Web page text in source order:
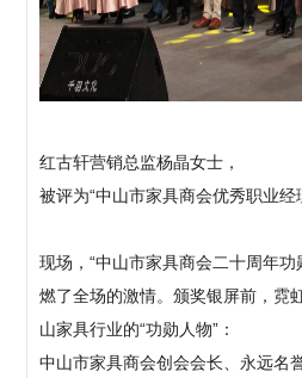
红古轩营销总监杨晶女士，
被评为“中山市家具商会优秀职业经
现场，“中山市家具商会二十周年功
燃了全场的激情。颁奖银屏前，霓
山家具行业的“功勋人物”：
中山市家具商会创会会长、永远名